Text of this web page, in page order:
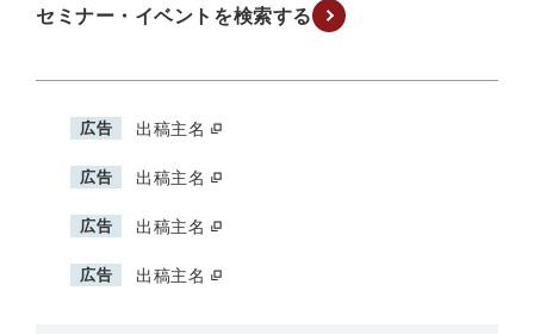
セミナー・イベントを検索する
広告 出稿主名
広告 出稿主名
広告 出稿主名
広告 出稿主名